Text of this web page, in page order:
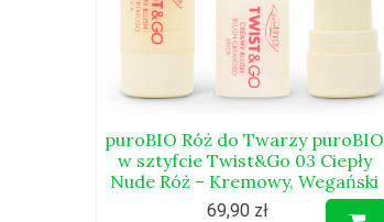
puroBIO Róż do Twarzy puroBIO
w sztyfcie Twist&Go 03 Ciepły
Nude Róż – Kremowy, Wegański
69,90 zł